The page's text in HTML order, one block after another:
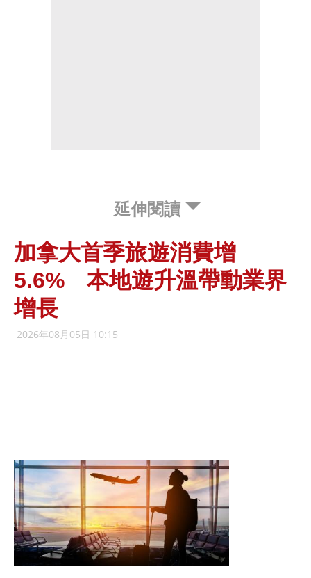
延伸閱讀
加拿大首季旅遊消費增
5.6% 本地遊升溫帶動業界
增長
2026年08月05日 10:15